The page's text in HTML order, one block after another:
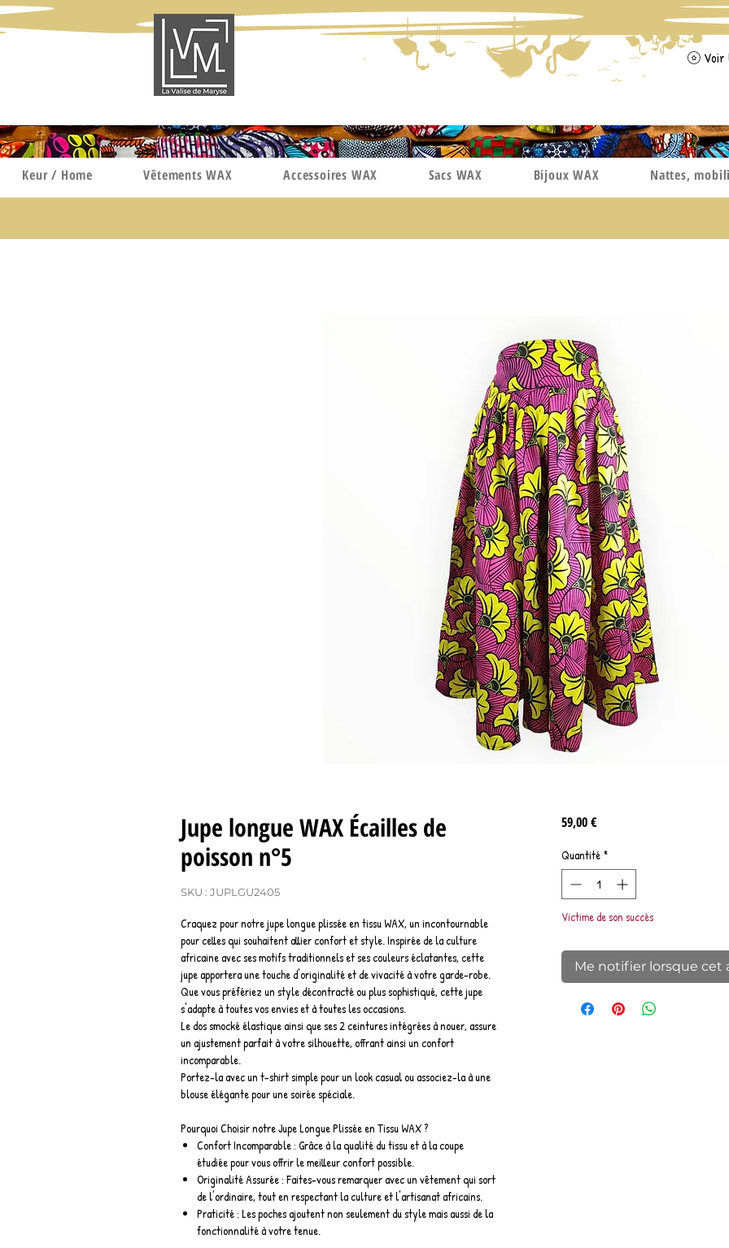
Voir
Keur / Home Vêtements WAX Accessoires WAX Sacs WAX Bijoux WAX Nattes,
Jupe longue WAX Écailles de
poisson n°5
SKU : JUPLGU2405
Craquez pour notre jupe longue plissée en tissu WAX, un incontournable
pour celles qui souhaitent allier confort et style. Inspirée de la culture
africaine avec ses motifs traditionnels et ses couleurs éclatantes, cette
jupe apportera une touche d'originalité et de vivacité à votre garde-robe.
Que vous préfériez un style décontracté ou plus sophistiqué, cette jupe
s'adapte à toutes vos envies et à toutes les occasions.
Le dos smocké élastique ainsi que ses 2 ceintures intégrées à nouer, assure
un ajustement parfait à votre silhouette, offrant ainsi un confort
incomparable.
Portez-la avec un t-shirt simple pour un look casual ou associez-la à une
blouse élégante pour une soirée spéciale.
Pourquoi Choisir notre Jupe Longue Plissée en Tissu WAX ?
Confort Incomparable : Grâce à la qualité du tissu et à la coupe
étudiée pour vous offrir le meilleur confort possible.
Originalité Assurée : Faites-vous remarquer avec un vêtement qui sort
de l'ordinaire, tout en respectant la culture et l'artisanat africains.
Praticité : Les poches ajoutent non seulement du style mais aussi de la
fonctionnalité à votre tenue.
59,00 €Prix
Quantité *
Victime de son succès
Me notifier lorsque cet